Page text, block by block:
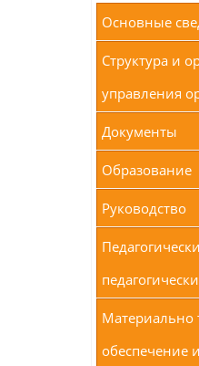
Основные
Структура и
управления
Документы
Образование
Руководство
Материально
обеспечение